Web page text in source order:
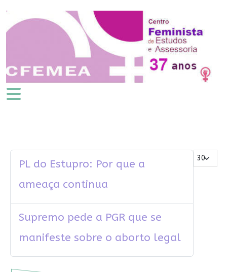
Mostrar #
PL do Estupro: Por que a
ameaça continua
Supremo pede a PGR que se
manifeste sobre o aborto legal